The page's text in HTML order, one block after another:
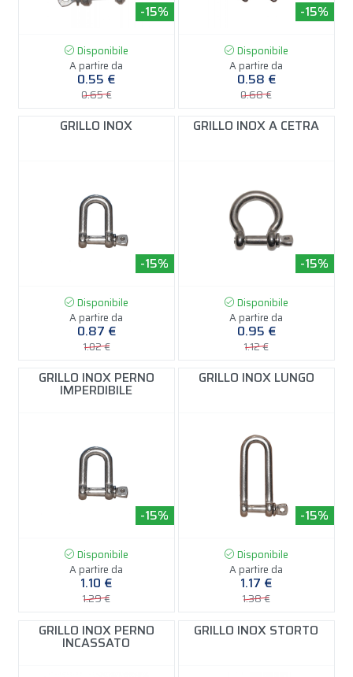
-15%
Disponibile
A partire da
0.55 €
0.65 €
-15%
Disponibile
A partire da
0.58 €
0.68 €
GRILLO INOX
-15%
Disponibile
A partire da
0.87 €
1.02 €
GRILLO INOX A CETRA
-15%
Disponibile
A partire da
0.95 €
1.12 €
GRILLO INOX PERNO
IMPERDIBILE
-15%
Disponibile
A partire da
1.10 €
1.29 €
GRILLO INOX LUNGO
-15%
Disponibile
A partire da
1.17 €
1.38 €
GRILLO INOX PERNO
INCASSATO
GRILLO INOX STORTO